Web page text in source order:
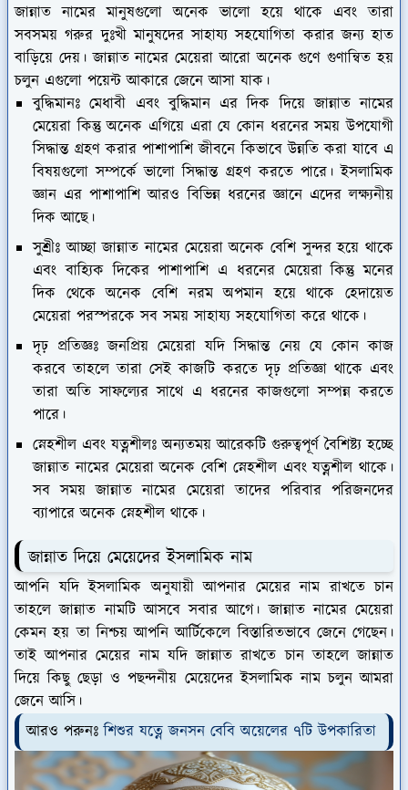
জান্নাত নামের মানুষগুলো অনেক ভালো হয়ে থাকে এবং তারা
সবসময় গরুর দুঃখী মানুষদের সাহায্য সহযোগিতা করার জন্য হাত
বাড়িয়ে দেয়। জান্নাত নামের মেয়েরা আরো অনেক গুণে গুণান্বিত হয়
চলুন এগুলো পয়েন্ট আকারে জেনে আসা যাক।
বুদ্ধিমানঃ মেধাবী এবং বুদ্ধিমান এর দিক দিয়ে জান্নাত নামের
মেয়েরা কিন্তু অনেক এগিয়ে এরা যে কোন ধরনের সময় উপযোগী
সিদ্ধান্ত গ্রহণ করার পাশাপাশি জীবনে কিভাবে উন্নতি করা যাবে এ
বিষয়গুলো সম্পর্কে ভালো সিদ্ধান্ত গ্রহণ করতে পারে। ইসলামিক
জ্ঞান এর পাশাপাশি আরও বিভিন্ন ধরনের জ্ঞানে এদের লক্ষ্যনীয়
দিক আছে।
সুশ্রীঃ আচ্ছা জান্নাত নামের মেয়েরা অনেক বেশি সুন্দর হয়ে থাকে
এবং বাহ্যিক দিকের পাশাপাশি এ ধরনের মেয়েরা কিন্তু মনের
দিক থেকে অনেক বেশি নরম অপমান হয়ে থাকে হেদায়েত
মেয়েরা পরস্পরকে সব সময় সাহায্য সহযোগিতা করে থাকে।
দৃঢ় প্রতিজ্ঞঃজনপ্রিয় মেয়েরা যদি সিদ্ধান্ত নেয় যে কোন কাজ
করবে তাহলে তারা সেই কাজটি করতে দৃঢ় প্রতিজ্ঞা থাকে এবং
তারা অতি সাফল্যের সাথে এ ধরনের কাজগুলো সম্পন্ন করতে
পারে।
স্নেহশীল এবং যত্নশীলঃঅন্যতময় আরেকটি গুরুত্বপূর্ণ বৈশিষ্ট্য হচ্ছে
জান্নাত নামের মেয়েরা অনেক বেশি স্নেহশীল এবং যত্নশীল থাকে।
সব সময় জান্নাত নামের মেয়েরা তাদের পরিবার পরিজনদের
ব্যাপারে অনেক স্নেহশীল থাকে।
জান্নাত দিয়ে মেয়েদের ইসলামিক নাম
আপনি যদি ইসলামিক অনুযায়ী আপনার মেয়ের নাম রাখতে চান
তাহলে জান্নাত নামটি আসবে সবার আগে। জান্নাত নামের মেয়েরা
কেমন হয় তা নিশ্চয় আপনি আর্টিকেলে বিস্তারিতভাবে জেনে গেছেন।
তাই আপনার মেয়ের নাম যদি জান্নাত রাখতে চান তাহলে জান্নাত
দিয়ে কিছু ছেড়া ও পছন্দনীয় মেয়েদের ইসলামিক নাম চলুন আমরা
জেনে আসি।
আরও পরুনঃশিশুর যত্নে জনসন বেবি অয়েলের ৭টি উপকারিতা